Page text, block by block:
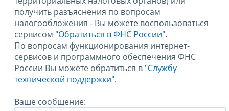
получить разъяснения по вопросам
налогообложения - Вы можете воспользоваться
сервисом "Обратиться в ФНС России".
По вопросам функционирования интернет-
сервисов и программного обеспечения ФНС
России Вы можете обратиться в "Службу
технической поддержки".
Ваше сообщение: